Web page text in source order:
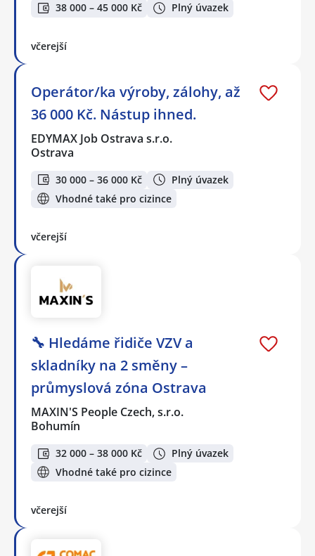
38 000 – 45 000 Kč Plný úvazek
včerejší
Operátor/ka výroby, zálohy, až
36 000 Kč. Nástup ihned.
EDYMAX Job Ostrava s.r.o.
Ostrava
30 000 – 36 000 Kč
Plný úvazek
Vhodné také pro cizince
včerejší
🔧 Hledáme řidiče VZV a
skladníky na 2 směny –
průmyslová zóna Ostrava
MAXIN'S People Czech, s.r.o.
Bohumín
32 000 – 38 000 Kč
Plný úvazek
Vhodné také pro cizince
včerejší